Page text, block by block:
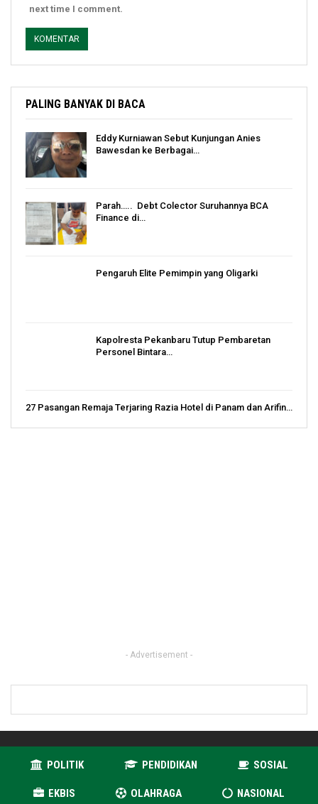
next time I comment.
PALING BANYAK DI BACA
Eddy Kurniawan Sebut Kunjungan Anies
Bawesdan ke Berbagai…
Parah….. Debt Colector Suruhannya BCA
Finance di…
Pengaruh Elite Pemimpin yang Oligarki
Kapolresta Pekanbaru Tutup Pembaretan
Personel Bintara…
27 Pasangan Remaja Terjaring Razia Hotel di Panam dan Arifin…
- Advertisement -
POLITIK PENDIDIKAN SOSIAL
EKBIS OLAHRAGA NASIONAL